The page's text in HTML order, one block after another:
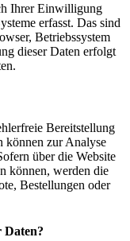
Ihrer Einwilligung
erfasst. Das sind
Betriebssystem
dieser Daten erfolgt
Bereitstellung
können zur Analyse
über die Website
können, werden die
Bestellungen oder
Daten?